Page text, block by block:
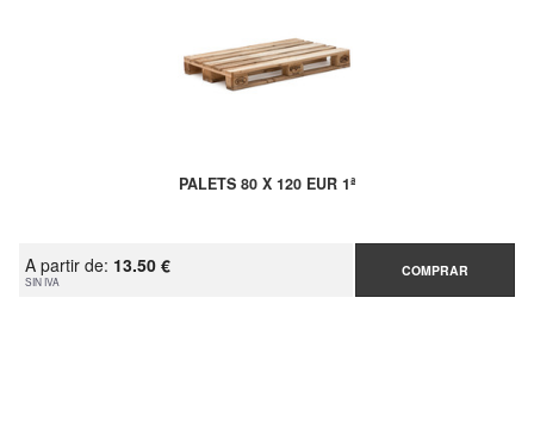
PALETS 80 X 120 EUR 1ª
A partir de: 13.50 €
SIN IVA
COMPRAR